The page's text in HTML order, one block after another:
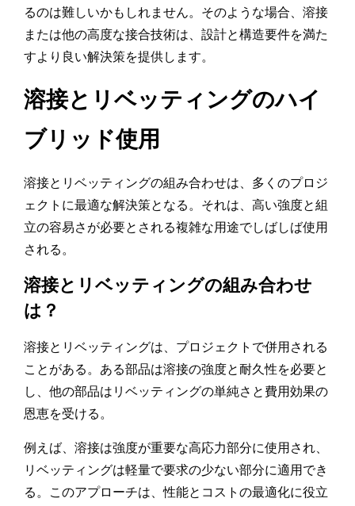
るのは難しいかもしれません。そのような場合、溶接
または他の高度な接合技術は、設計と構造要件を満た
すより良い解決策を提供します。
溶接とリベッティングのハイ
ブリッド使用
溶接とリベッティングの組み合わせは、多くのプロジ
ェクトに最適な解決策となる。それは、高い強度と組
立の容易さが必要とされる複雑な用途でしばしば使用
される。
溶接とリベッティングの組み合わせ
は？
溶接とリベッティングは、プロジェクトで併用される
ことがある。ある部品は溶接の強度と耐久性を必要と
し、他の部品はリベッティングの単純さと費用効果の
恩恵を受ける。
例えば、溶接は強度が重要な高応力部分に使用され、
リベッティングは軽量で要求の少ない部分に適用でき
る。このアプローチは、性能とコストの最適化に役立